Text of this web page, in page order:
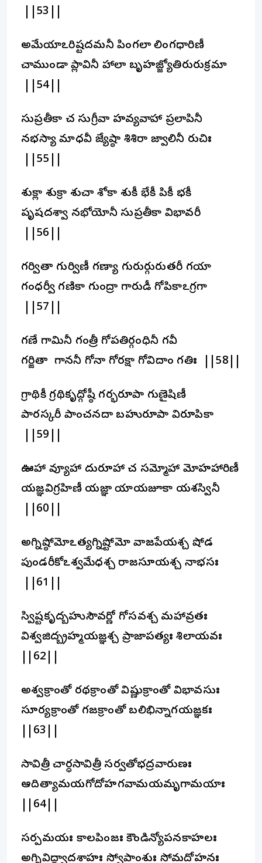
||53||
అమేయాఽరిష్టదమనీ పింగలా లింగధారిణీ
చాముండా ప్లావినీ హాలా బృహజ్జ్యోతిరురుక్రమా
||54||
సుప్రతీకా చ సుగ్రీవా హవ్యవాహా ప్రలాపినీ
నభస్యా మాధవీ జ్యేష్ఠా శిశిరా జ్వాలినీ రుచిః
||55||
శుక్లా శుక్రా శుచా శోకా శుకీ భేకీ పికీ భకీ
పృషదశ్వా నభోయోనీ సుప్రతీకా విభావరీ
||56||
గర్వితా గుర్విణీ గణ్యా గురుర్గురుతరీ గయా
గంధర్వీ గణికా గుంద్రా గారుడీ గోపికాఽగ్రగా
||57||
గణేశీ గామినీ గంత్రీ గోపతిర్గంధినీ గవీ
గర్జితా గాననీ గోనా గోరక్షా గోవిదాం గతిః ||58||
గ్రాథికీ గ్రథికృద్గోష్ఠీ గర్భరూపా గుణైషిణీ
పారస్కరీ పాంచనదా బహురూపా విరూపికా
||59||
ఊహా వ్యూహా దురూహా చ సమ్మోహా మోహహారిణీ
యజ్ఞవిగ్రహిణీ యజ్ఞా యాయజూకా యశస్వినీ
||60||
అగ్నిష్ఠోమోఽత్యగ్నిష్టోమో వాజపేయశ్చ షోడశీ
పుండరీకోఽశ్వమేధశ్చ రాజసూయశ్చ నాభసః
||61||
స్విష్టకృద్బహుసౌవర్ణో గోసవశ్చ మహావ్రతః
విశ్వజిద్బ్రహ్మయజ్ఞశ్చ ప్రాజాపత్యః శిలాయవః
||62||
అశ్వక్రాంతో రథక్రాంతో విష్ణుక్రాంతో విభావసుః
సూర్యక్రాంతో గజక్రాంతో బలిభిన్నాగయజ్ఞకః
||63||
సావిత్రీ చార్ధసావిత్రీ సర్వతోభద్రవారుణః
ఆదిత్యామయగోదోహగవామయమృగామయాః
||64||
సర్పమయః కాలపింజః కౌండిన్యోపనకాహలః
అగ్నివిద్ద్వాదశాహః స్వోపాంశుః సోమదోహనః